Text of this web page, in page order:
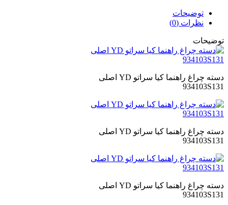
توضیحات
نظرات (0)
توضیحات
دسته چراغ راهنما کیا سراتو YD اصلی
934103S131
دسته چراغ راهنما کیا سراتو YD اصلی
934103S131
دسته چراغ راهنما کیا سراتو YD اصلی
934103S131